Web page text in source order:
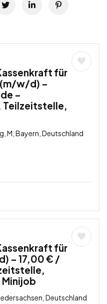
für
w/d) –
–
M, Bayern, Deutschland
für
– 17,00 € /
Deutschland